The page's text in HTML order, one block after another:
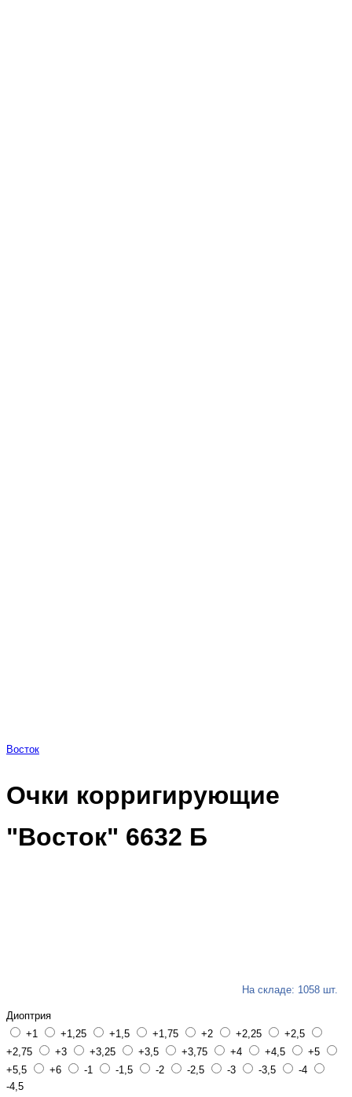
Восток
Очки корригирующие
"Восток" 6632 Б
На складе: 1058 шт.
Диоптрия
+1
+1,25 +1,5 +1,75 +2 +2,25
+2,5
+2,75
+3 +3,25 +3,5 +3,75 +4 +4,5
+5
+5,5
+6 -1 -1,5 -2 -2,5 -3 -3,5
-4
-4,5